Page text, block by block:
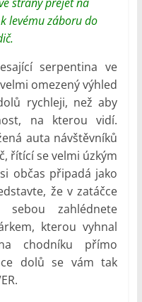
levému záboru do
serpentina ve
omezený výhled
rychleji, než aby
na kterou vidí.
auta návštěvníků
řítící se velmi úzkým
občas připadá jako
že v zatáčce
zahlédnete
kterou vyhnal
chodníku přímo
dolů se vám tak